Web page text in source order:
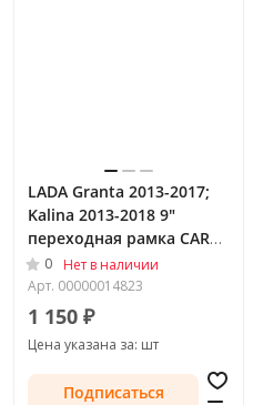
LADA Granta 2013-2017;
Kalina 2013-2018 9"
переходная рамка CARAV
22-620
0
Нет в наличии
Арт. 00000014823
1 150 ₽
Цена указана за: шт
Подписаться